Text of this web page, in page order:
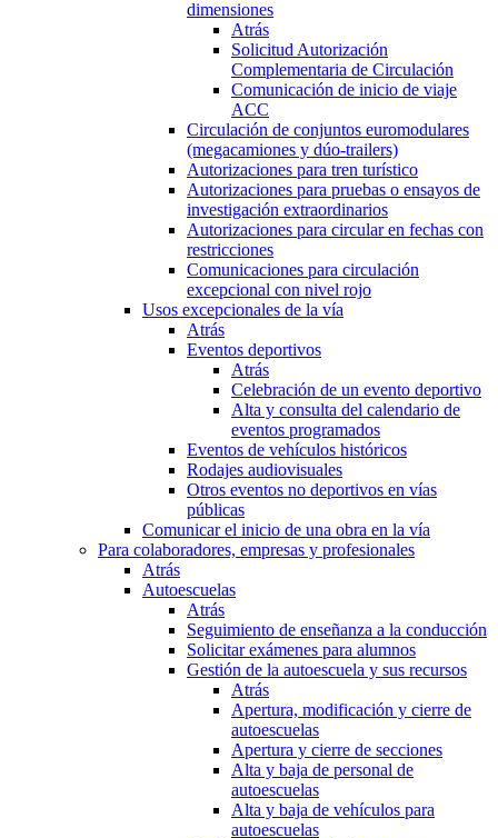
dimensiones
Atrás
Solicitud Autorización
Complementaria de Circulación
Comunicación de inicio de viaje
ACC
Circulación de conjuntos euromodulares
(megacamiones y dúo-trailers)
Autorizaciones para tren turístico
Autorizaciones para pruebas o ensayos de
investigación extraordinarios
Autorizaciones para circular en fechas con
restricciones
Comunicaciones para circulación
excepcional con nivel rojo
Usos excepcionales de la vía
Atrás
Eventos deportivos
Atrás
Celebración de un evento deportivo
Alta y consulta del calendario de
eventos programados
Eventos de vehículos históricos
Rodajes audiovisuales
Otros eventos no deportivos en vías
públicas
Comunicar el inicio de una obra en la vía
Para colaboradores, empresas y profesionales
Atrás
Autoescuelas
Atrás
Seguimiento de enseñanza a la conducción
Solicitar exámenes para alumnos
Gestión de la autoescuela y sus recursos
Atrás
Apertura, modificación y cierre de
autoescuelas
Apertura y cierre de secciones
Alta y baja de personal de
autoescuelas
Alta y baja de vehículos para
autoescuelas